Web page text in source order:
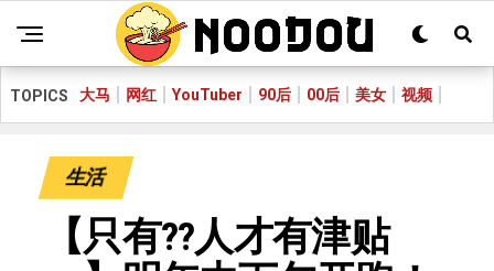
TOPICS 大马 网红 YouTuber 90后 00后 美女 视频
生活
【只有??人才有津贴